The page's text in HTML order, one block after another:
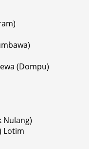
(Dompu)
Nulang)
Lotim